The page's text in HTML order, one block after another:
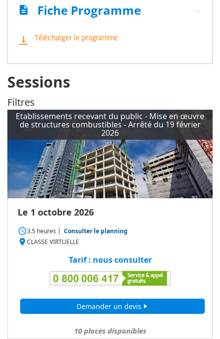
description Fiche Programme
vertical_align_bottom Télécharger le programme
Sessions
Filtres
Etablissements recevant du public - Mise en œuvre
de structures combustibles - Arrêté du 19 février
2026
Le 1 octobre 2026
access_time3.5 heures | Consulter le planning
place CLASSE VIRTUELLE
Tarif : nous consulter
Demander un devis play_arrow
10 places disponibles